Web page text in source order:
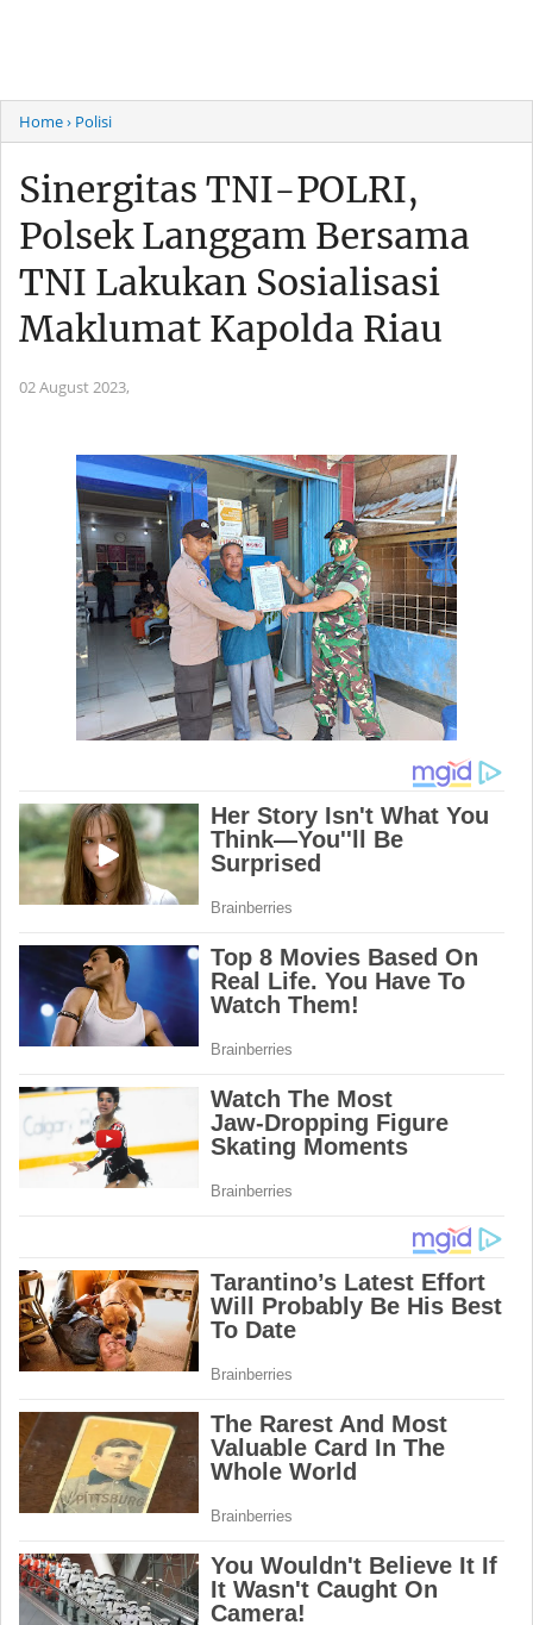
Home› Polisi
Sinergitas TNI-POLRI,
Polsek Langgam Bersama
TNI Lakukan Sosialisasi
Maklumat Kapolda Riau
02 August 2023,